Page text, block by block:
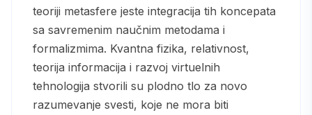
teoriji metasfere jeste integracija tih koncepata
sa savremenim naučnim metodama i
formalizmima. Kvantna fizika, relativnost,
teorija informacija i razvoj virtuelnih
tehnologija stvorili su plodno tlo za novo
razumevanje svesti, koje ne mora biti